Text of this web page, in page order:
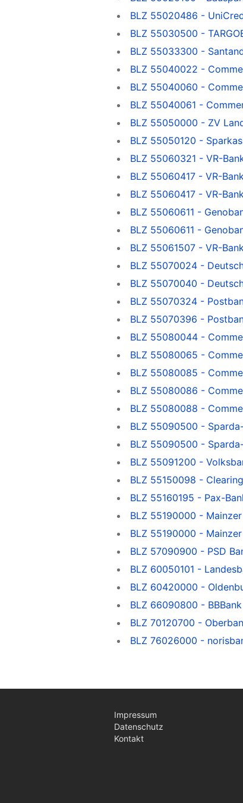
BLZ 55020486 -
BLZ 55030500 -
BLZ 55033300 -
BLZ 55040022 -
BLZ 55040060 -
BLZ 55040061 -
BLZ 55050000 - ZV
BLZ 55050120 -
BLZ 55060321 - VR-
BLZ 55060417 - VR-
BLZ 55060417 - VR-
BLZ 55060611 -
BLZ 55060611 -
BLZ 55061507 - VR-
BLZ 55070024 -
BLZ 55070040 -
BLZ 55070324 -
BLZ 55070396 -
BLZ 55080044 -
BLZ 55080065 -
BLZ 55080085 -
BLZ 55080086 -
BLZ 55080088 -
BLZ 55090500 -
BLZ 55090500 -
BLZ 55091200 -
BLZ 55150098 -
BLZ 55160195 - Pax-
BLZ 55190000 -
BLZ 55190000 -
BLZ 57090900 - PSD
BLZ 60050101 -
BLZ 60420000 -
BLZ 66090800 - BBBank
BLZ 70120700 -
BLZ 76026000 -
Impressum
Datenschutz
Kontakt